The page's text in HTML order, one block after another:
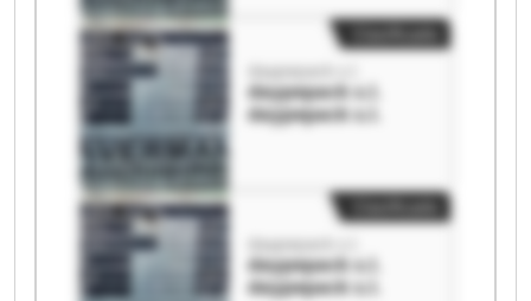
daypepack s.l.
daypepack s.l.
daypepack s.l.
daypepack s.l.
daypepack s.l.
daypepack s.l.